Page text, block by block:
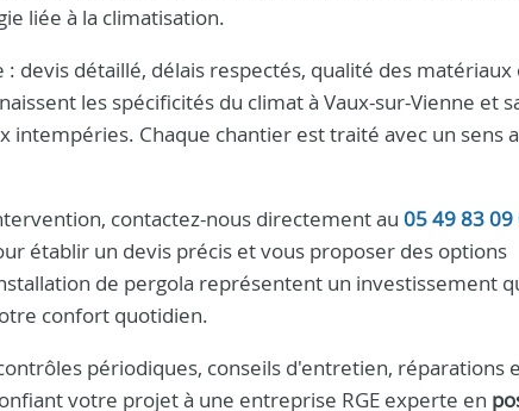
liée à la climatisation.
devis détaillé, délais respectés, qualité des matériaux
les spécificités du climat à Vaux-sur-Vienne et
Chaque chantier est traité avec un sens
contactez-nous directement au 05 49 83 09
établir un devis précis et vous proposer des options
de pergola représentent un investissement
confort quotidien.
périodiques, conseils d'entretien, réparations
votre projet à une entreprise RGE experte en